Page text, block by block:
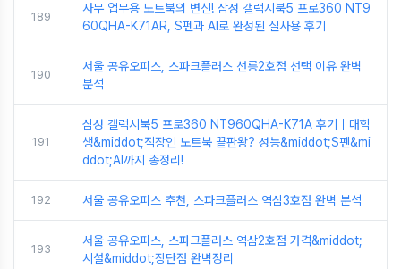
189
사무 업무용 노트북의 변신! 삼성 갤럭시북5 프로360 NT9
60QHA-K71AR, S펜과 AI로 완성된 실사용 후기
190
서울 공유오피스, 스파크플러스 선릉2호점 선택 이유 완벽
분석
191
삼성 갤럭시북5 프로360 NT960QHA-K71A 후기｜대학
생&middot;직장인 노트북 끝판왕? 성능&middot;S펜&mi
ddot;AI까지 총정리!
192 서울 공유오피스 추천, 스파크플러스 역삼3호점 완벽 분석
193
서울 공유오피스, 스파크플러스 역삼2호점 가격&middot;
시설&middot;장단점 완벽정리